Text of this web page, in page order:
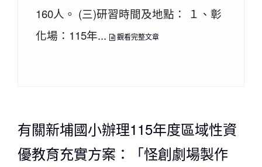
160人。 (三)研習時間及地點： １、彰
化場：115年...
觀看完整文章
有關新埔國小辦理115年度區域性資
優教育充實方案：「怪創劇場製作